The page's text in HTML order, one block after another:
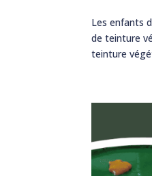
Les enfants
de teinture
teinture